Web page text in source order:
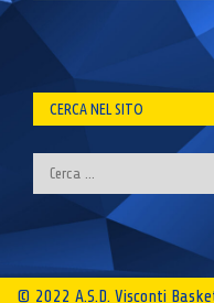
CERCA NEL SITO
© 2022 A.S.D. Visconti